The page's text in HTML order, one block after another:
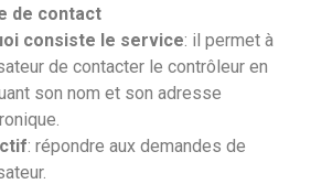
de contact
consiste le service: il permet à
de contacter le contrôleur en
son nom et son adresse
: répondre aux demandes de